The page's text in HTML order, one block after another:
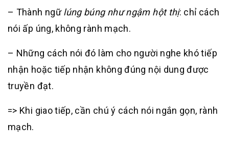
– Thành ngữlúng búng như ngậm hột thị: chỉ cách
nói ấp úng, không rành mạch.
– Những cách nói đó làm cho người nghe khó tiếp
nhận hoặc tiếp nhận không đúng nội dung được
truyền đạt.
=> Khi giao tiếp, cần chú ý cách nói ngắn gọn, rành
mạch.